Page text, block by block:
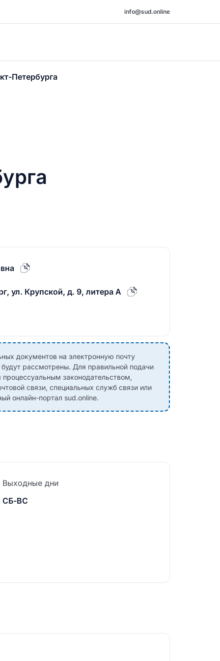
info@sud.online
Петербурга
ул. Крупской, д. 9, литера А
документов на электронную почту
рассмотрены. Для правильной подачи
законодательством,
связи, специальных служб связи или
онлайн-портал sud.online.
Выходные дни
СБ-ВС